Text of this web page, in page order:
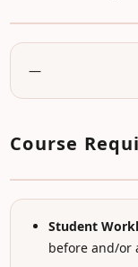
—
Course
Student
before and/or